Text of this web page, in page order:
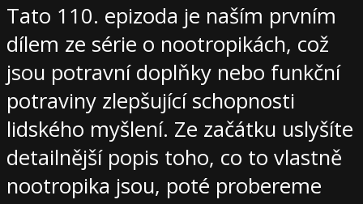
Tato 110. epizoda je naším prvním
dílem ze série o nootropikách, což
jsou potravní doplňky nebo funkční
potraviny zlepšující schopnosti
lidského myšlení. Ze začátku uslyšíte
detailnější popis toho, co to vlastně
nootropika jsou, poté probereme